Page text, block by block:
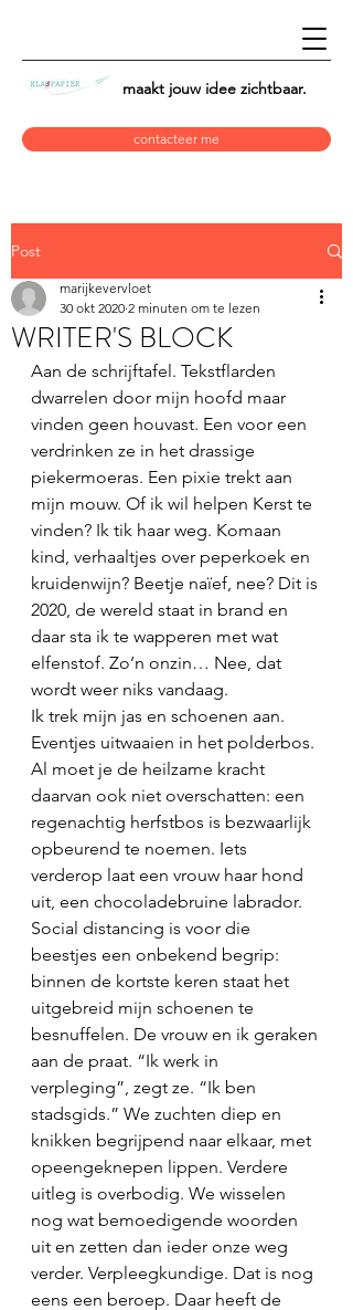
maakt jouw idee zichtbaar.
contacteer me
Post
WRITER'S BLOCK
marijkevervloet
30 okt 2020 2 minuten om te lezen
Aan de schrijftafel. Tekstflarden
dwarrelen door mijn hoofd maar
vinden geen houvast. Een voor een
verdrinken ze in het drassige
piekermoeras. Een pixie trekt aan
mijn mouw. Of ik wil helpen Kerst te
vinden? Ik tik haar weg. Komaan
kind, verhaaltjes over peperkoek en
kruidenwijn? Beetje naïef, nee? Dit is
2020, de wereld staat in brand en
daar sta ik te wapperen met wat
elfenstof. Zo’n onzin… Nee, dat
wordt weer niks vandaag.
Ik trek mijn jas en schoenen aan.
Eventjes uitwaaien in het polderbos.
Al moet je de heilzame kracht
daarvan ook niet overschatten: een
regenachtig herfstbos is bezwaarlijk
opbeurend te noemen. Iets
verderop laat een vrouw haar hond
uit, een chocoladebruine labrador.
Social distancing is voor die
beestjes een onbekend begrip:
binnen de kortste keren staat het
uitgebreid mijn schoenen te
besnuffelen. De vrouw en ik geraken
aan de praat. “Ik werk in
verpleging”, zegt ze. “Ik ben
stadsgids.” We zuchten diep en
knikken begrijpend naar elkaar, met
opeengeknepen lippen. Verdere
uitleg is overbodig. We wisselen
nog wat bemoedigende woorden
uit en zetten dan ieder onze weg
verder. Verpleegkundige. Dat is nog
eens een beroep. Daar heeft de